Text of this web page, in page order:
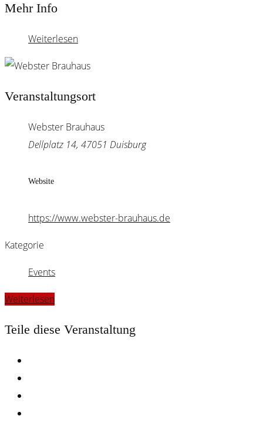
Mehr Info
Weiterlesen
Veranstaltungsort
Webster Brauhaus
Dellplatz 14, 47051 Duisburg
Website
https://www.webster-brauhaus.de
Kategorie
Events
Weiterlesen
Teile diese Veranstaltung